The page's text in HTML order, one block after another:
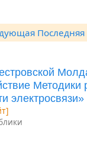
Последняя
Методики
электросвязи»